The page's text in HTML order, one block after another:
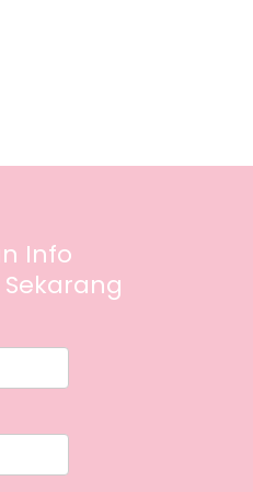
Info